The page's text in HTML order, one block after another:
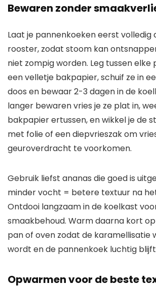
Bewaren zonder
Laat je pannenkoeken eerst volledig
rooster, zodat stoom kan
niet zompig worden. Leg tussen elke
een velletje bakpapier, schuif ze in
doos en bewaar 2-3 dagen in de
langer bewaren vries je ze plat in,
bakpapier ertussen, en wikkel je de
met folie of een diepvrieszak om
geuroverdracht te voorkomen.
Gebruik liefst ananas die goed is
minder vocht = betere textuur na
Ontdooi langzaam in de koelkast
smaakbehoud. Warm daarna kort
pan of oven zodat de karamellisatie
wordt en de pannenkoek luchtig
Opwarmen voor de beste